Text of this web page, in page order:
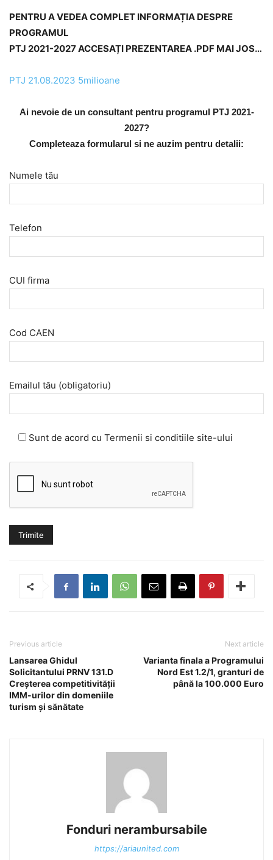
PENTRU A VEDEA COMPLET INFORMAȚIA DESPRE
PROGRAMUL
PTJ 2021-2027 ACCESAȚI PREZENTAREA .PDF MAI JOS…
PTJ 21.08.2023 5milioane
Ai nevoie de un consultant pentru programul PTJ 2021-
2027?
Completeaza formularul si ne auzim pentru detalii:
Numele tău
Telefon
CUI firma
Cod CAEN
Emailul tău (obligatoriu)
Sunt de acord cu Termenii si conditiile site-ului
Previous article
Lansarea Ghidul
Solicitantului PRNV 131.D
Creșterea competitivității
IMM-urilor din domeniile
turism și sănătate
Next article
Varianta finala a Programului
Nord Est 1.2/1, granturi de
până la 100.000 Euro
Fonduri nerambursabile
https://ariaunited.com